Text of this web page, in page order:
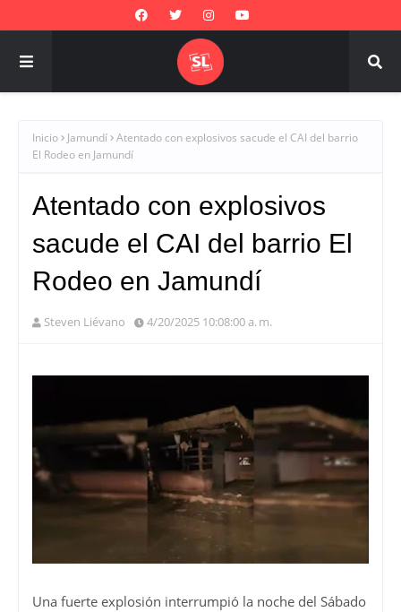
Inicio Jamundí Atentado con explosivos sacude el CAI del barrio
El Rodeo en Jamundí
Atentado con explosivos
sacude el CAI del barrio El
Rodeo en Jamundí
Steven Liévano 4/20/2025 10:08:00 a. m.
Una fuerte explosión interrumpió la noche del Sábado